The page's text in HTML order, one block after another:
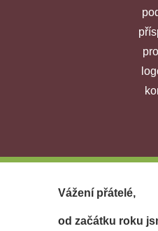
Vážení přátelé,
od začátku roku